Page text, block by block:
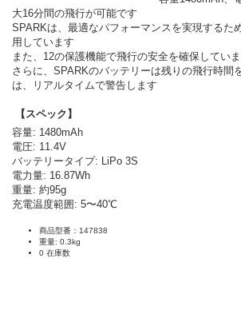
大16分間の飛行が可能です
SPARKは、最適なパフォーマンスを実現するた
用しています
また、12の保護機能で飛行の安全を確保してい
さらに、SPARKのバッテリーは残りの飛行時間
は、リアルタイムで警告します
【スペック】
容量: 1480mAh
電圧: 11.4V
バッテリータイプ: LiPo 3S
電力量: 16.87Wh
重量: 約95g
充電温度範囲: 5〜40℃
商品型番：147838
重量: 0.3kg
0 在庫数